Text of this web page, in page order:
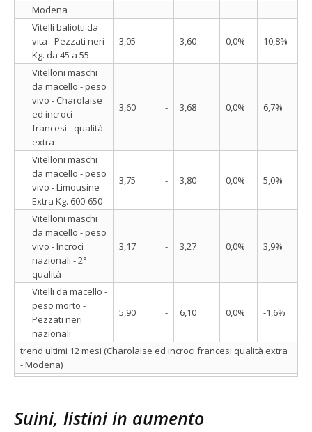
Modena
Vitelli baliotti da
vita - Pezzati neri
Kg. da 45 a 55
3,05 - 3,60 0,0% 10,8%
Vitelloni maschi
da macello - peso
vivo - Charolaise
ed incroci
francesi - qualità
extra
3,60 - 3,68 0,0% 6,7%
Vitelloni maschi
da macello - peso
vivo - Limousine
Extra Kg. 600-650
3,75 - 3,80 0,0% 5,0%
Vitelloni maschi
da macello - peso
vivo - Incroci
nazionali - 2°
qualità
3,17 - 3,27 0,0% 3,9%
Vitelli da macello -
peso morto -
Pezzati neri
nazionali
5,90 - 6,10 0,0% -1,6%
trend ultimi 12 mesi (Charolaise ed incroci francesi qualità extra
- Modena)
Suini, listini in aumento